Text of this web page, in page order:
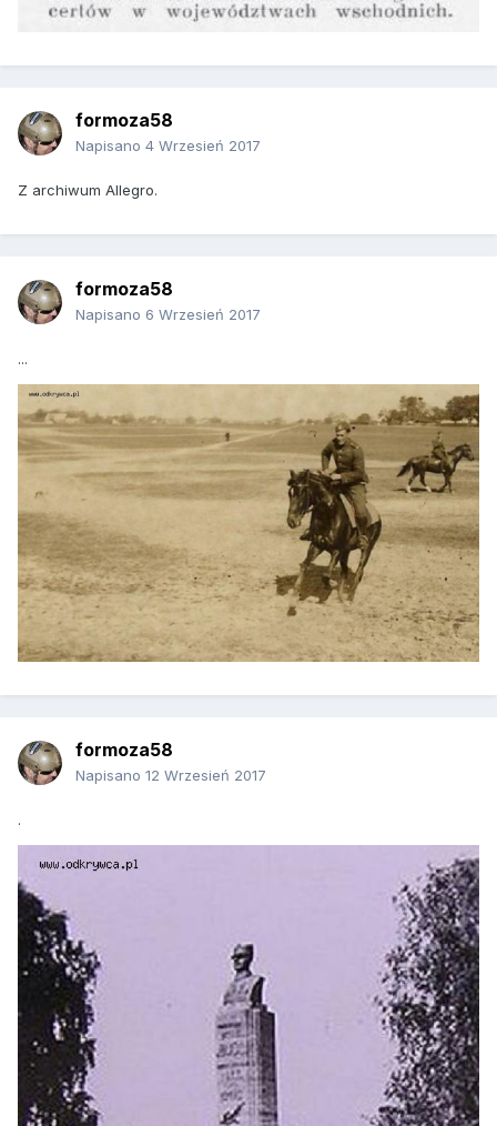
formoza58
Napisano 4 Wrzesień 2017
Z archiwum Allegro.
formoza58
Napisano 6 Wrzesień 2017
...
formoza58
Napisano 12 Wrzesień 2017
.